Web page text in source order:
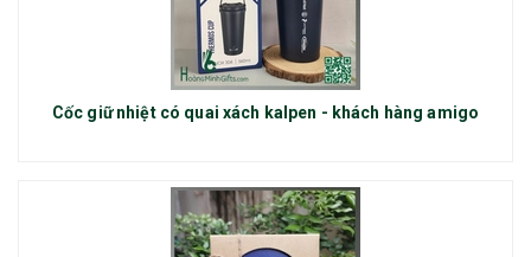
Cốc giữ nhiệt có quai xách kalpen - khách hàng amigo